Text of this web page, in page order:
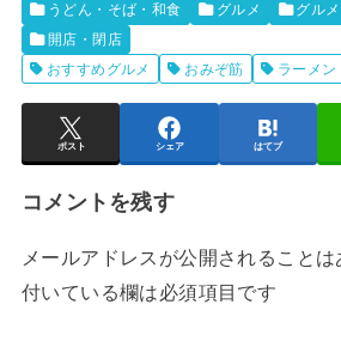
うどん・そば・和食 グルメ
グル
開店・閉店
おすすめグルメ
おみぞ筋 ラーメン
ポスト シェア はてブ
コメントを残す
メールアドレスが公開されることは
付いている欄は必須項目です